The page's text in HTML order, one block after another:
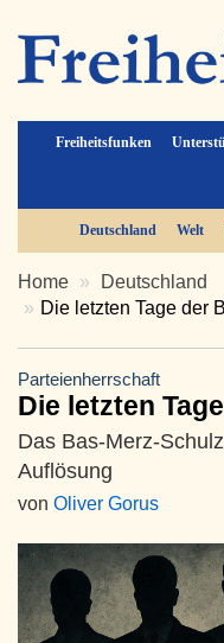
Freiheitsfunken
Deutschland Welt
Home
Deutschland
Die letzten Tage der
Parteienherrschaft
Die letzten
Das Bas-Merz-
Auflösung
von Oliver Gorus